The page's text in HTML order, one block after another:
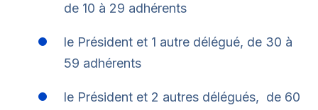
de 10 à 29 adhérents
le Président et 1 autre délégué, de 30 à
59 adhérents
le Président et 2 autres délégués, de 60